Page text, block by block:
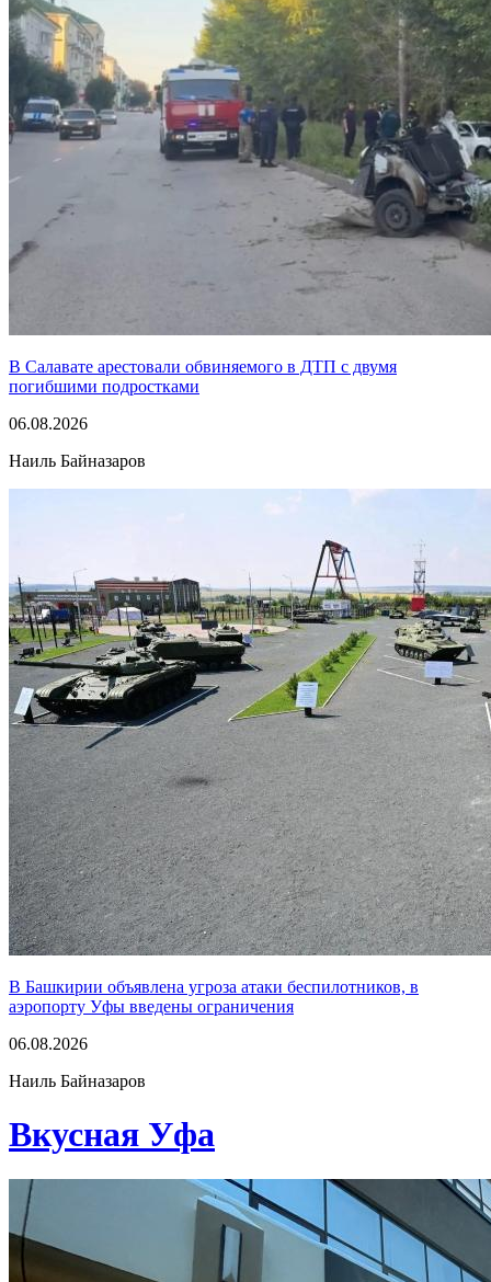
В Салавате арестовали обвиняемого в ДТП с двумя
погибшими подростками
06.08.2026
Наиль Байназаров
В Башкирии объявлена угроза атаки беспилотников, в
аэропорту Уфы введены ограничения
06.08.2026
Наиль Байназаров
Вкусная Уфа